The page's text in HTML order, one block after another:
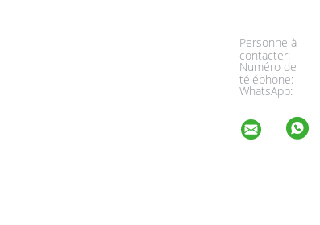
Personne à
contacter:
Numéro de
téléphone:
WhatsApp: